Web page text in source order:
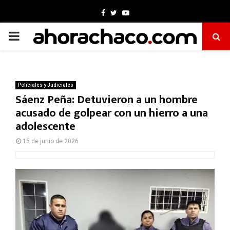
Facebook
TwitterYoutube
PRIMARY
Policiales y Judiciales
Sáenz Peña: Detuvieron a un hombre
acusado de golpear con un hierro a una
adolescente
15 de junio de 2026